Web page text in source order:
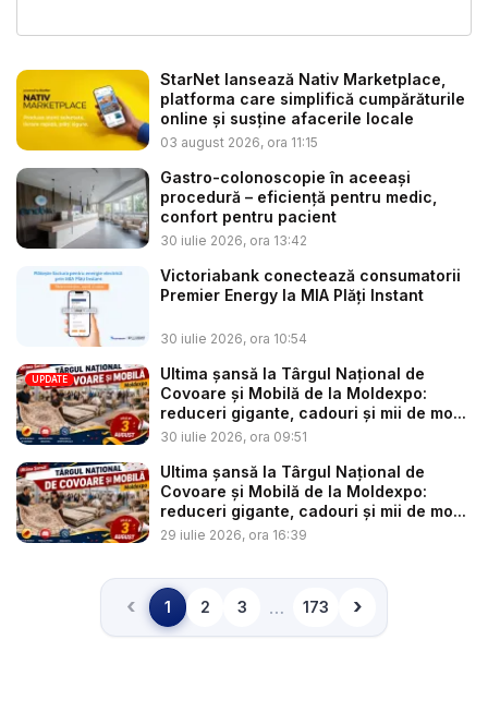
StarNet lansează Nativ Marketplace,
platforma care simplifică cumpărăturile
online și susține afacerile locale
03 august 2026, ora 11:15
Gastro-colonoscopie în aceeași
procedură – eficiență pentru medic,
confort pentru pacient
30 iulie 2026, ora 13:42
Victoriabank conectează consumatorii
Premier Energy la MIA Plăți Instant
30 iulie 2026, ora 10:54
UPDATE
Ultima șansă la Târgul Național de
Covoare și Mobilă de la Moldexpo:
reduceri gigante, cadouri și mii de mo...
30 iulie 2026, ora 09:51
Ultima șansă la Târgul Național de
Covoare și Mobilă de la Moldexpo:
reduceri gigante, cadouri și mii de mo...
29 iulie 2026, ora 16:39
‹Înapoi
1 2 3 … 173 Înainte
›